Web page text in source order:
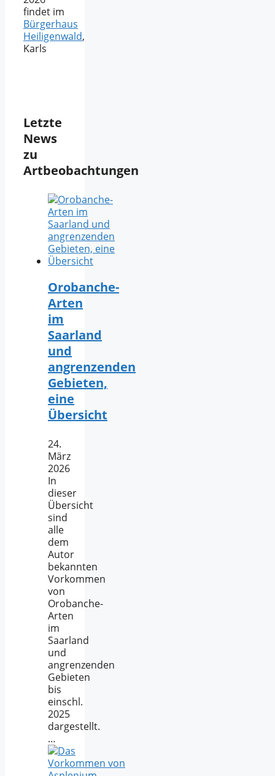
findet im
Bürgerhaus
Heiligenwald,
Karls
Letzte
News
zu
Artbeobachtungen
Orobanche-
Arten
im
Saarland
und
angrenzenden
Gebieten,
eine
Übersicht
24.
März
2026
In
dieser
Übersicht
sind
alle
dem
Autor
bekannten
Vorkommen
von
Orobanche-
Arten
im
Saarland
und
angrenzenden
Gebieten
bis
einschl.
2025
dargestellt.
…